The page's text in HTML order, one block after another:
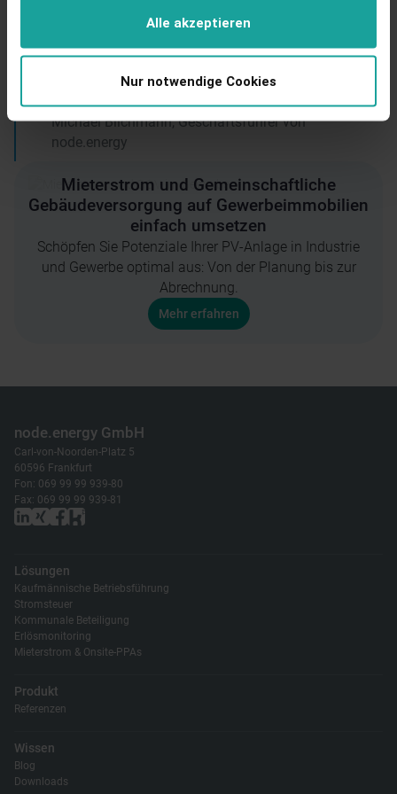
Alle akzeptieren
Nur notwendige Cookies
Wir freuen uns, die Kläger Group ganzheitlich
Anlagen bis zur Beschaffung ergänzender
Grünstrommengen.
Michael Blichmann, Geschäftsführer von
node.energy
Mieterstrom und Gemeinschaftliche
Gebäudeversorgung auf Gewerbeimmobilien
einfach umsetzen
Schöpfen Sie Potenziale Ihrer PV-Anlage in Industrie
und Gewerbe optimal aus: Von der Planung bis zur
Abrechnung.
Mehr erfahren
node.energy GmbH
Carl-von-Noorden-Platz 5
60596 Frankfurt
Fon: 069 99 99 939-80
Fax: 069 99 99 939-81
Lösungen
Kaufmännische Betriebsführung
Stromsteuer
Kommunale Beteiligung
Erlösmonitoring
Mieterstrom & Onsite-PPAs
Produkt
Referenzen
Wissen
Blog
Downloads